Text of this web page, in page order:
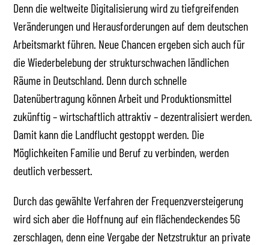
Denn die weltweite Digitalisierung wird zu tiefgreifenden
Veränderungen und Herausforderungen auf dem deutschen
Arbeitsmarkt führen. Neue Chancen ergeben sich auch für
die Wiederbelebung der strukturschwachen ländlichen
Räume in Deutschland. Denn durch schnelle
Datenübertragung können Arbeit und Produktionsmittel
zukünftig – wirtschaftlich attraktiv – dezentralisiert werden.
Damit kann die Landflucht gestoppt werden. Die
Möglichkeiten Familie und Beruf zu verbinden, werden
deutlich verbessert.
Durch das gewählte Verfahren der Frequenzversteigerung
wird sich aber die Hoffnung auf ein flächendeckendes 5G
zerschlagen, denn eine Vergabe der Netzstruktur an private